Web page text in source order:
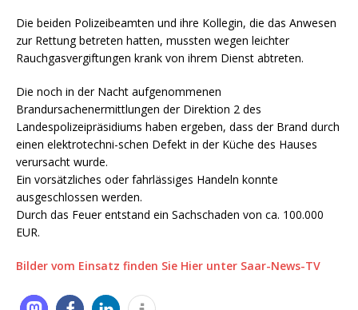
Die beiden Polizeibeamten und ihre Kollegin, die das Anwesen
zur Rettung betreten hatten, mussten wegen leichter
Rauchgasvergiftungen krank von ihrem Dienst abtreten.
Die noch in der Nacht aufgenommenen
Brandursachenermittlungen der Direktion 2 des
Landespolizeipräsidiums haben ergeben, dass der Brand durch
einen elektrotechni-schen Defekt in der Küche des Hauses
verursacht wurde.
Ein vorsätzliches oder fahrlässiges Handeln konnte
ausgeschlossen werden.
Durch das Feuer entstand ein Sachschaden von ca. 100.000
EUR.
Bilder vom Einsatz finden Sie Hier unter Saar-News-TV